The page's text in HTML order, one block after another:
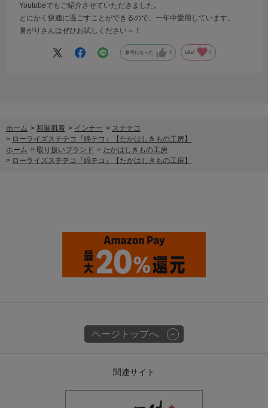
Youtubeでもご紹介させていただきました。
とにかく快適に過ごすことができるので、一年中愛用しています。
暑がりさんはぜひお試しください～！
参考になった 5 Like! 3
ホーム > 和装肌着 > インナー > ステテコ
> ローライズステテコ『綿テコ』【たかはしきもの工房】
ホーム > 取り扱いブランド > たかはしきもの工房
> ローライズステテコ『綿テコ』【たかはしきもの工房】
ページトップへ
関連サイト